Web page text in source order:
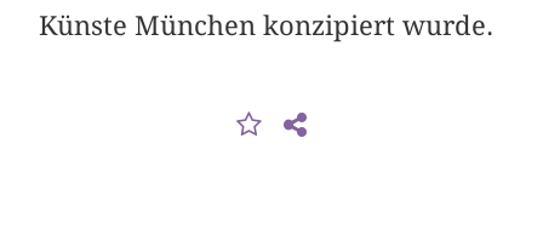
Künste München konzipiert wurde.